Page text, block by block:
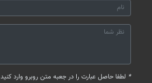
* لطفا حاصل عبارت را در جعبه متن روبرو وارد کنید